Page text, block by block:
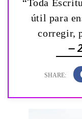
“Toda
útil para
corregir,
—